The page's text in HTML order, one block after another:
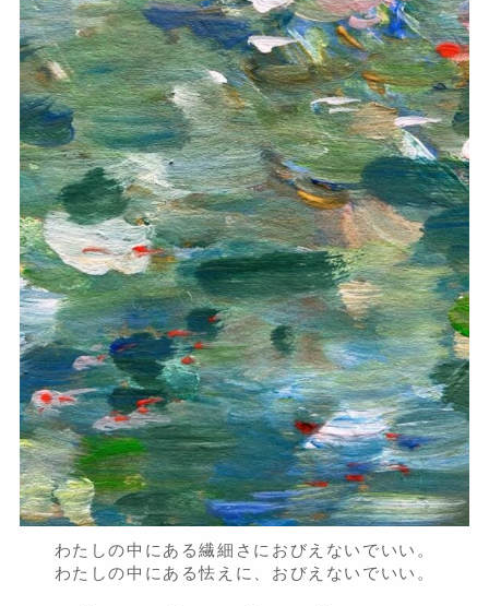
わたしの中にある繊細さにおびえないでいい。
わたしの中にある怯えに、おびえないでいい。